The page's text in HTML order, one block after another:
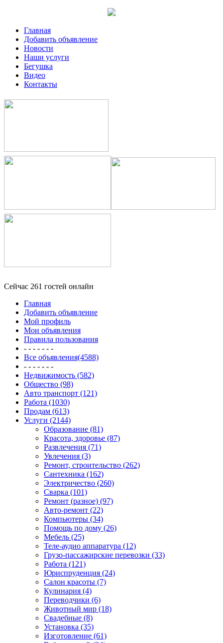
Главная
Добавить объявление
Новости
Наши услуги
Бегушка
Видео
Контакты
Сейчас 261 гостей онлайн
Главная
Добавить объявление
Мой профиль
Мои объявления
Правила пользования
- - - - - - -
Все объявления(4588)
- - - - - - -
Недвижимость (582)
Общество (98)
Авто транспорт (121)
Работа (1030)
Продам (613)
Услуги (2144)
Образование (81)
Красота, здоровье (87)
Развлечения (71)
Увлечения (3)
Ремонт, строительство (262)
Сантехника (162)
Электричество (260)
Сварка (101)
Ремонт (разное) (97)
Авто-ремонт (22)
Компьютеры (34)
Помощь по дому (26)
Мебель (25)
Теле-аудио аппаратура (12)
Грузо-пассажирские перевозки (33)
Работа (121)
Юриспруденция (24)
Салон красоты (7)
Кулинария (4)
Переводчики (6)
Животный мир (18)
Свадебные (8)
Установка (35)
Изготовление (61)